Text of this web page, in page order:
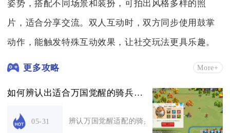
姿势，搭配不同场景和装扮，可拍出风格多样的照
片，适合分享交流。双人互动时，双方同步使用鼓掌
动作，能触发特殊互动效果，让社交玩法更具乐趣。
更多攻略 More+
如何辨认出适合万国觉醒的骑兵步兵
05-31 辨认万国觉醒适配的骑兵与步兵，核心看基础属